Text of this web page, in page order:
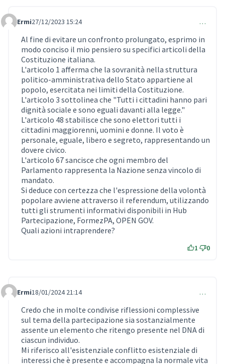
Comment 820
Ermi27/12/2023 15:24 …
Al fine di evitare un confronto prolungato, esprimo in
modo conciso il mio pensiero su specifici articoli della
Costituzione italiana.
L'articolo 1 afferma che la sovranità nella struttura
politico-amministrativa dello Stato appartiene al
popolo, esercitata nei limiti della Costituzione.
L'articolo 3 sottolinea che "Tutti i cittadini hanno pari
dignità sociale e sono eguali davanti alla legge."
L'articolo 48 stabilisce che sono elettori tutti i
cittadini maggiorenni, uomini e donne. Il voto è
personale, eguale, libero e segreto, rappresentando un
dovere civico.
L'articolo 67 sancisce che ogni membro del
Parlamento rappresenta la Nazione senza vincolo di
mandato.
Si deduce con certezza che l'espressione della volontà
popolare avviene attraverso il referendum, utilizzando
tutti gli strumenti informativi disponibili in Hub
Partecipazione, FormezPA, OPEN GOV.
Quali azioni intraprendere?
1 0
Comment 821
Ermi18/01/2024 21:14 …
Credo che in molte condivise riflessioni complessive
sul tema della partecipazione sia sostanzialmente
assente un elemento che ritengo presente nel DNA di
ciascun individuo.
Mi riferisco all'esistenziale conflitto esistenziale di
interessi che è presente e accompagna la normale vita